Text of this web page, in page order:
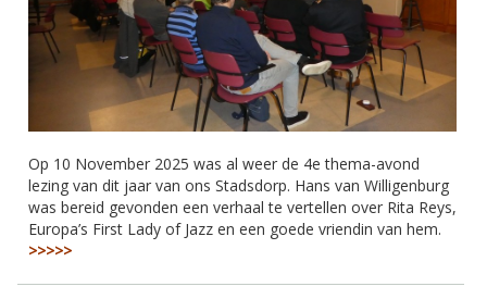
Op 10 November 2025 was al weer de 4e thema-avond
lezing van dit jaar van ons Stadsdorp. Hans van Willigenburg
was bereid gevonden een verhaal te vertellen over Rita Reys,
Europa’s First Lady of Jazz en een goede vriendin van hem.
>>>>>